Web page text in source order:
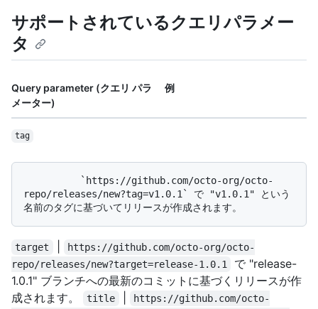
サポートされているクエリパラメー
タ
Query parameter (クエリ パラ
メーター)
例
tag
repo/releases/new?tag=v1.0.1` で "v1.0.1" という
target
https://github.com/octo-org/octo-
repo/releases/new?target=release-1.0.1
で "release-
1.0.1" ブランチへの最新のコミットに基づくリリースが作
成されます。
title
https://github.com/octo-